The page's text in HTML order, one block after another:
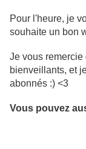
Pour l'heure, je
souhaite un bon
Je vous remercie
bienveillants, et
abonnés :) <3
Vous pouvez